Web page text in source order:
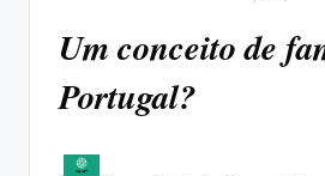
Um conceito de
Portugal?